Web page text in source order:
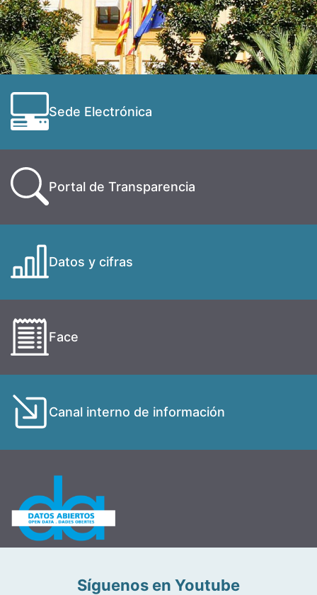
Sede Electrónica
Portal de Transparencia
Datos y cifras
Face
Canal interno de información
Síguenos en Youtube